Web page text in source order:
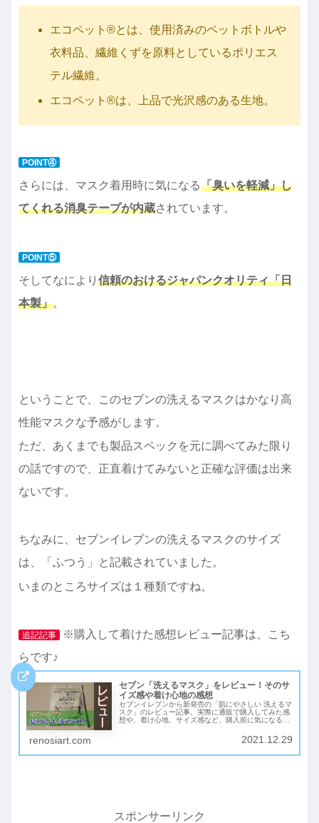
エコペット®とは、使用済みのペットボトルや
衣料品、繊維くずを原料としているポリエス
テル繊維。
エコペット®は、上品で光沢感のある生地。
POINT④
さらには、マスク着用時に気になる「臭いを軽減」し
てくれる消臭テープが内蔵されています。
POINT⑤
そしてなにより 信頼のおけるジャパンクオリティ「日
本製」。
ということで、このセブンの洗えるマスクはかなり高
性能マスクな予感がします。
ただ、あくまでも製品スペックを元に調べてみた限り
の話ですので、正直着けてみないと正確な評価は出来
ないです。
ちなみに、セブンイレブンの洗えるマスクのサイズ
は、「ふつう」と記載されていました。
いまのところサイズは１種類ですね。
追記記事
※購入して着けた感想レビュー記事は、こち
らです♪
セブン「洗えるマスク」をレビュー！そのサ
イズ感や着け心地の感想
セブンイレブンから新発売の「肌にやさしい 洗えるマ
スク」のレビュー記事。実際に通販で購入してみた感
想や、着け心地、サイズ感など、購入前に気になる点
レビュー。セブンの洗えるマスクが気になっている方
renosiart.com 2021.12.29
スポンサーリンク